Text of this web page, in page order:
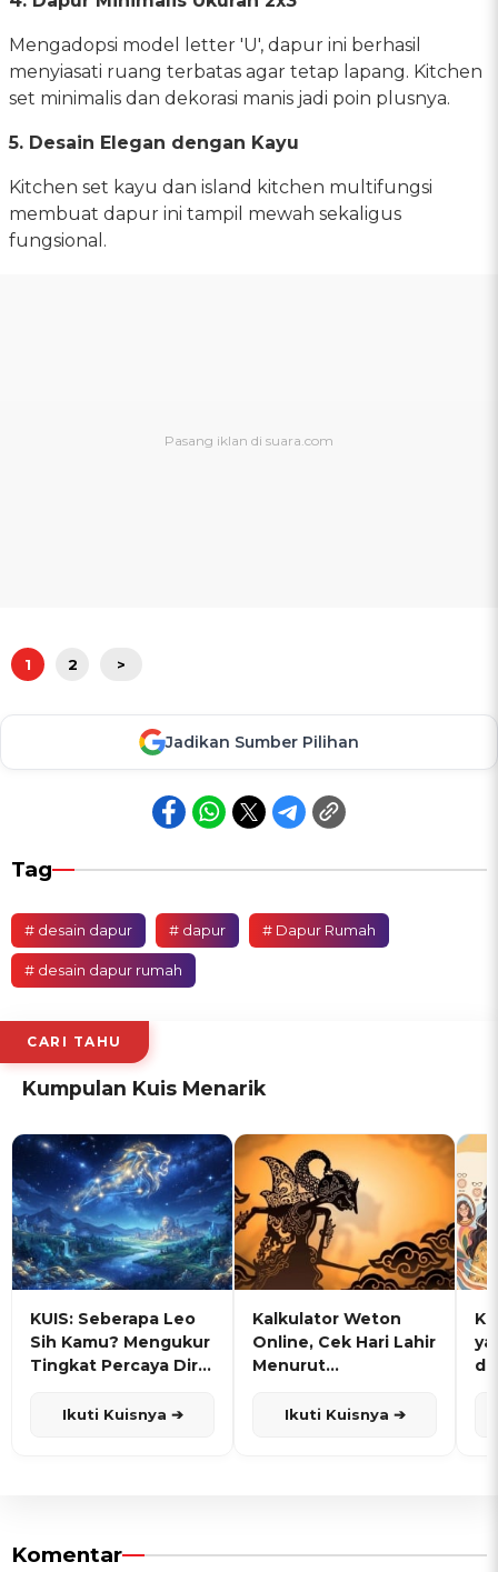
Mengadopsi model letter 'U', dapur ini berhasil
menyiasati ruang terbatas agar tetap lapang. Kitchen
set minimalis dan dekorasi manis jadi poin plusnya.
5. Desain Elegan dengan Kayu
Kitchen set kayu dan island kitchen multifungsi
membuat dapur ini tampil mewah sekaligus
fungsional.
1 2 >
Jadikan Sumber Pilihan
Tag
# desain dapur # dapur # Dapur Rumah
# desain dapur rumah
CARI TAHU
Kumpulan Kuis Menarik
KUIS: Seberapa Leo
Sih Kamu? Mengukur
Tingkat Percaya Diri
Ikuti Kuisnya ➔
Kalkulator Weton
Online, Cek Hari Lahir
Menurut
Ikuti Kuisnya ➔
Komentar